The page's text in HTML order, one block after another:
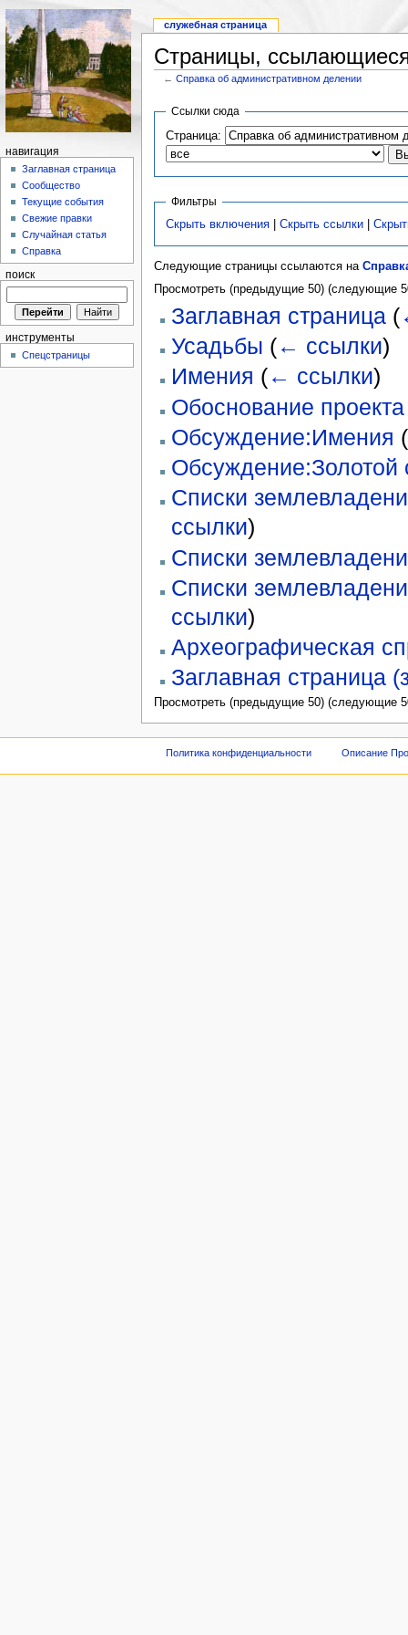
Страницы,
←Справка об административном делении
Ссылки сюда
Страница:
Фильтры
Скрыть включения |Скрыть ссылки |
Следующие страницы ссылаются на
Просмотреть (предыдущие 50) (следующие
Заглавная страница (
Усадьбы (← ссылки)
Имения (← ссылки)
Обоснование проекта
Обсуждение:Имения (
Обсуждение:Золотой
Списки
ссылки)
Списки
Списки
ссылки)
Археографическая
Заглавная страница
Просмотреть (предыдущие 50) (следующие
служебная страница
навигация
Заглавная страница
Сообщество
Текущие события
Свежие правки
Случайная статья
Справка
поиск
инструменты
Спецстраницы
Политика конфиденциальности Описание